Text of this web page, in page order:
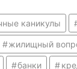
каникулы
жилищный
банки